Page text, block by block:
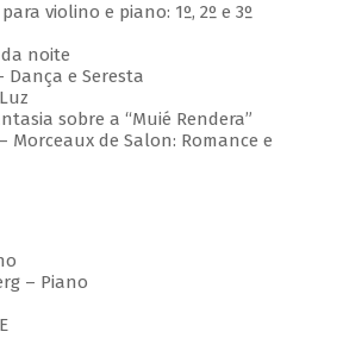
violino e piano: 1º, 2º e 3º
noite
Dança e Seresta
sobre a “Muié Rendera”
Morceaux de Salon: Romance e
– Piano